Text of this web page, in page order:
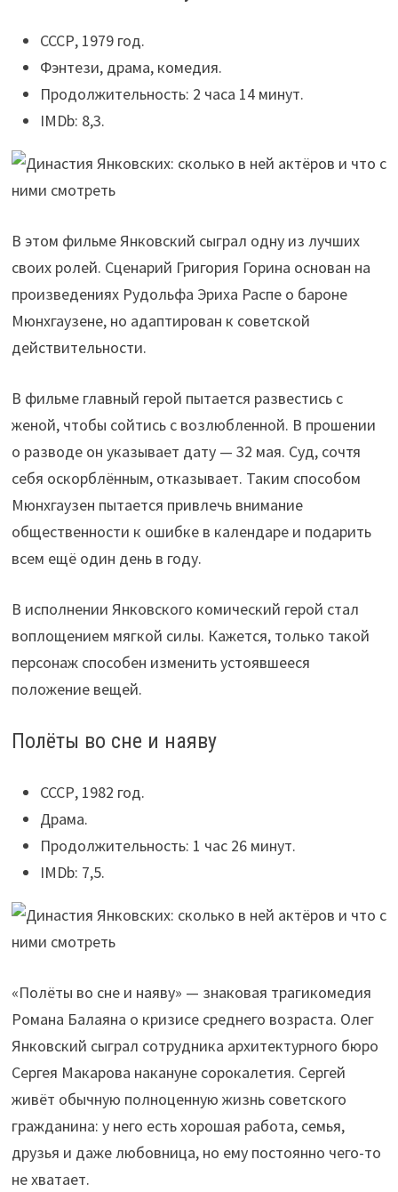
СССР, 1979 год.
Фэнтези, драма, комедия.
Продолжительность: 2 часа 14 минут.
IMDb: 8,3.
В этом фильме Янковский сыграл одну из лучших
своих ролей. Сценарий Григория Горина основан на
произведениях Рудольфа Эриха Распе о бароне
Мюнхгаузене, но адаптирован к советской
действительности.
В фильме главный герой пытается развестись с
женой, чтобы сойтись с возлюбленной. В прошении
о разводе он указывает дату — 32 мая. Суд, сочтя
себя оскорблённым, отказывает. Таким способом
Мюнхгаузен пытается привлечь внимание
общественности к ошибке в календаре и подарить
всем ещё один день в году.
В исполнении Янковского комический герой стал
воплощением мягкой силы. Кажется, только такой
персонаж способен изменить устоявшееся
положение вещей.
Полёты во сне и наяву
СССР, 1982 год.
Драма.
Продолжительность: 1 час 26 минут.
IMDb: 7,5.
«Полёты во сне и наяву» — знаковая трагикомедия
Романа Балаяна о кризисе среднего возраста. Олег
Янковский сыграл сотрудника архитектурного бюро
Сергея Макарова накануне сорокалетия. Сергей
живёт обычную полноценную жизнь советского
гражданина: у него есть хорошая работа, семья,
друзья и даже любовница, но ему постоянно чего-то
не хватает.